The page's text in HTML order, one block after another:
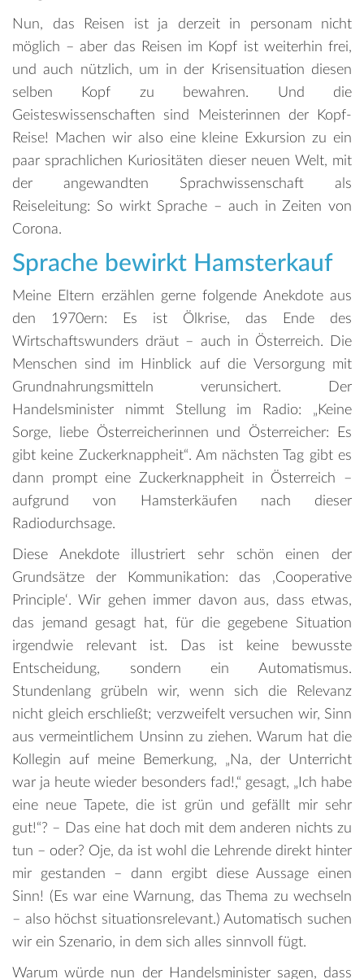
Nun, das Reisen ist ja derzeit in personam nicht
möglich – aber das Reisen im Kopf ist weiterhin frei,
und auch nützlich, um in der Krisensituation diesen
selben Kopf zu bewahren. Und die
Geisteswissenschaften sind Meisterinnen der Kopf-
Reise! Machen wir also eine kleine Exkursion zu ein
paar sprachlichen Kuriositäten dieser neuen Welt, mit
der angewandten Sprachwissenschaft als
Reiseleitung: So wirkt Sprache – auch in Zeiten von
Corona.
Sprache bewirkt Hamsterkauf
Meine Eltern erzählen gerne folgende Anekdote aus
den 1970ern: Es ist Ölkrise, das Ende des
Wirtschaftswunders dräut – auch in Österreich. Die
Menschen sind im Hinblick auf die Versorgung mit
Grundnahrungsmitteln verunsichert. Der
Handelsminister nimmt Stellung im Radio: „Keine
Sorge, liebe Österreicherinnen und Österreicher: Es
gibt keine Zuckerknappheit“. Am nächsten Tag gibt es
dann prompt eine Zuckerknappheit in Österreich –
aufgrund von Hamsterkäufen nach dieser
Radiodurchsage.
Diese Anekdote illustriert sehr schön einen der
Grundsätze der Kommunikation: das ‚Cooperative
Principle‘. Wir gehen immer davon aus, dass etwas,
das jemand gesagt hat, für die gegebene Situation
irgendwie relevant ist. Das ist keine bewusste
Entscheidung, sondern ein Automatismus.
Stundenlang grübeln wir, wenn sich die Relevanz
nicht gleich erschließt; verzweifelt versuchen wir, Sinn
aus vermeintlichem Unsinn zu ziehen. Warum hat die
Kollegin auf meine Bemerkung, „Na, der Unterricht
war ja heute wieder besonders fad!,“ gesagt, „Ich habe
eine neue Tapete, die ist grün und gefällt mir sehr
gut!“? – Das eine hat doch mit dem anderen nichts zu
tun – oder? Oje, da ist wohl die Lehrende direkt hinter
mir gestanden – dann ergibt diese Aussage einen
Sinn! (Es war eine Warnung, das Thema zu wechseln
– also höchst situationsrelevant.) Automatisch suchen
wir ein Szenario, in dem sich alles sinnvoll fügt.
Warum würde nun der Handelsminister sagen, dass